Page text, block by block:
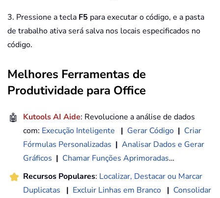
3. Pressione a tecla F5 para executar o código, e a pasta
de trabalho ativa será salva nos locais especificados no
código.
Melhores Ferramentas de
Produtividade para Office
🤖 Kutools AI Aide: Revolucione a análise de dados
com: Execução Inteligente | Gerar Código | Criar
Fórmulas Personalizadas | Analisar Dados e Gerar
Gráficos | Chamar Funções Aprimoradas…
Recursos Populares: Localizar, Destacar ou Marcar
Duplicatas
| Excluir Linhas em Branco | Consolidar